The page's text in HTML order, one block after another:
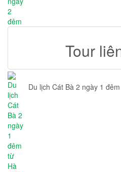
Tour
Du lịch Cát Bà 2 ngày 1